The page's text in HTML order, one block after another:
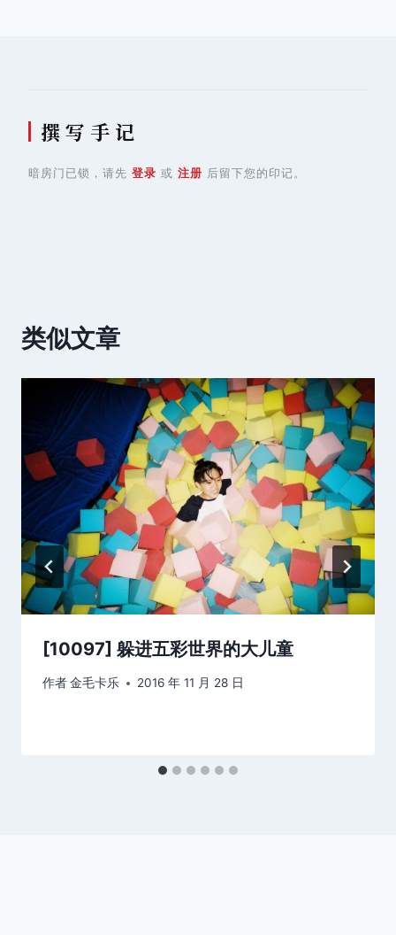
撰 写 手 记
暗房门已锁，请先 登录 或 注册 后留下您的印记。
类似文章
[10097] 躲进五彩世界的大儿童
作者金毛卡乐 2016 年 11 月 28 日